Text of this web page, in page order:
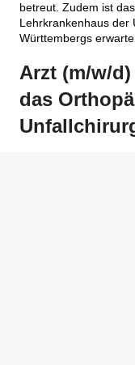
betreut. Zudem ist
Lehrkrankenhaus der
Württembergs
Arzt (m/w/
das